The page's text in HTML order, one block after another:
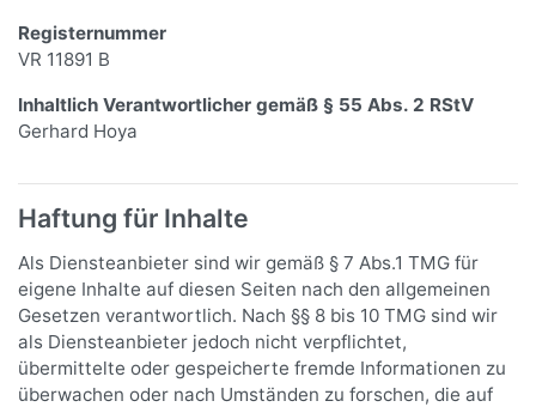
Registernummer
VR 11891 B
Inhaltlich Verantwortlicher gemäß § 55 Abs. 2 RStV
Gerhard Hoya
Haftung für Inhalte
Als Diensteanbieter sind wir gemäß § 7 Abs.1 TMG für
eigene Inhalte auf diesen Seiten nach den allgemeinen
Gesetzen verantwortlich. Nach §§ 8 bis 10 TMG sind wir
als Diensteanbieter jedoch nicht verpflichtet,
übermittelte oder gespeicherte fremde Informationen zu
überwachen oder nach Umständen zu forschen, die auf